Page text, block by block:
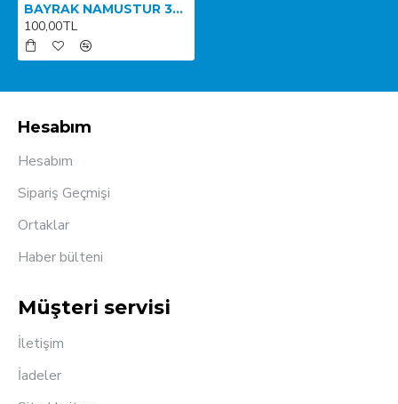
BAYRAK NAMUSTUR 3D ARMA
100,00TL
Hesabım
Hesabım
Sipariş Geçmişi
Ortaklar
Haber bülteni
Müşteri servisi
İletişim
İadeler